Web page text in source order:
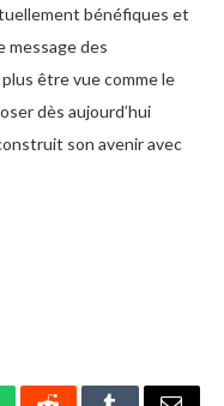
bénéfiques et
message des
être vue comme le
dès aujourd’hui
son avenir avec